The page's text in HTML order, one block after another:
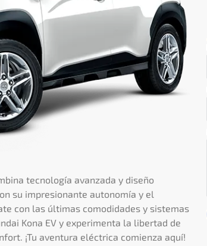
tecnología avanzada y diseño
su impresionante autonomía y el
con las últimas comodidades y sistemas
Kona EV y experimenta la libertad de
¡Tu aventura eléctrica comienza aquí!